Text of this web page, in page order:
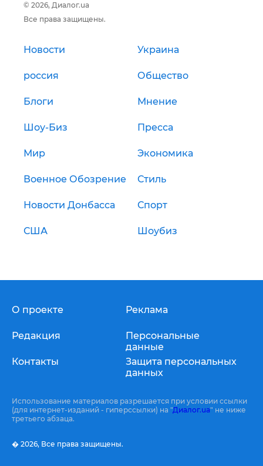
© 2026, Диалог.ua
Все права защищены.
Новости Украина
россия Общество
Блоги Мнение
Шоу-Биз Пресса
Мир Экономика
Военное Обозрение Стиль
Новости Донбасса Спорт
США Шоубиз
О проекте
Редакция
Контакты
Реклама
Персональные
данные
Защита персональных
данных
Использование материалов разрешается при условии ссылки
(для интернет-изданий - гиперссылки) на "Диалог.ua" не ниже
третьего абзаца.
� 2026, Все права защищены.